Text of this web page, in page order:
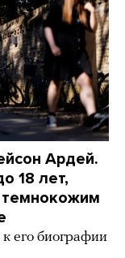
Ардей.
18 лет,
его биографии